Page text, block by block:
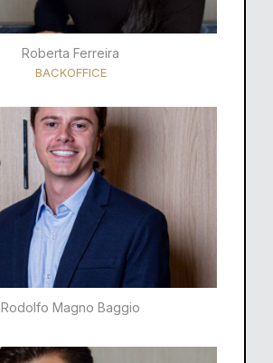
Roberta Ferreira
BACKOFFICE
Rodolfo Magno Baggio​​